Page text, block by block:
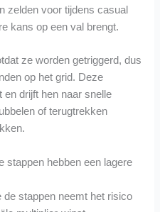
zelden voor tijdens casual
kans op een val brengt.
ze worden getriggerd, dus
op het grid. Deze
en drijft hen naar snelle
of terugtrekken
stappen hebben een lagere
de stappen neemt het risico